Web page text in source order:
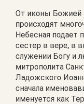
От иконы Божией
происходят
Небесная подает
сестер в вере, в
служении Богу и
митрополита
Ладожского
сначала
именуется как